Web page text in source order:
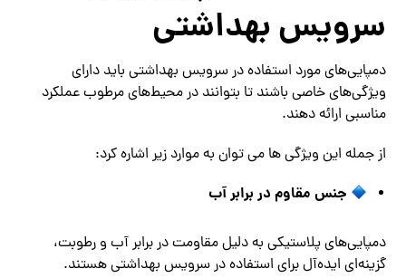
سرویس بهداشتی
دمپایی‌های مورد استفاده در سرویس بهداشتی باید دارای
ویژگی‌های خاصی باشند تا بتوانند در محیط‌های مرطوب عملکرد
مناسبی ارائه دهند.
از جمله این ویژگی ها می توان به موارد زیر اشاره کرد:
جنس مقاوم در برابر آب
دمپایی‌های پلاستیکی به دلیل مقاومت در برابر آب و رطوبت،
گزینه‌ای ایده‌آل برای استفاده در سرویس بهداشتی هستند.